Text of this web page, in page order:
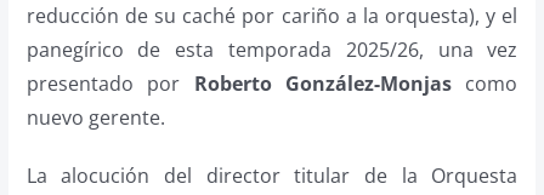
reducción de su caché por cariño a la orquesta), y el
panegírico de esta temporada 2025/26, una vez
presentado por Roberto González-Monjascomo
nuevo gerente.
La alocución del director titular de la Orquesta